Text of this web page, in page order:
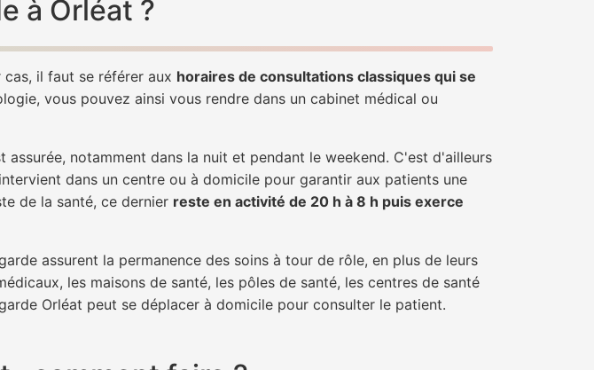
à Orléat ?
il faut se référer aux horaires de consultations classiques qui se
vous pouvez ainsi vous rendre dans un cabinet médical ou
notamment dans la nuit et pendant le weekend. C'est d'ailleurs
dans un centre ou à domicile pour garantir aux patients une
de la santé, ce dernier reste en activité de 20 h à 8 h puis exerce
assurent la permanence des soins à tour de rôle, en plus de leurs
les maisons de santé, les pôles de santé, les centres de santé
Orléat peut se déplacer à domicile pour consulter le patient.